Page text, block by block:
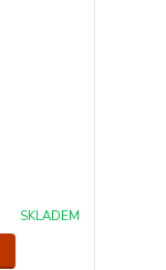
SKLADEM